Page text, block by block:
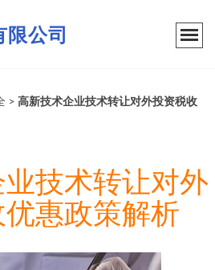
限公司
> 高新技术企业技术转让对外投资税收
技术转让对外
惠政策解析